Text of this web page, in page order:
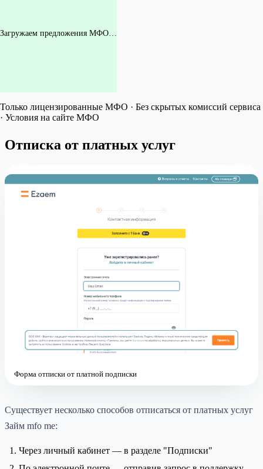
Загружаем предложения МФО…
Только лицензированные МФО · Без скрытых комиссий сервиса
· Условия на сайте МФО
Отписка от платных услуг
Форма отписки от платной подписки
Существует несколько способов отписаться от платных услуг
Займ mfo me:
Через личный кабинет — в разделе "Подписки"